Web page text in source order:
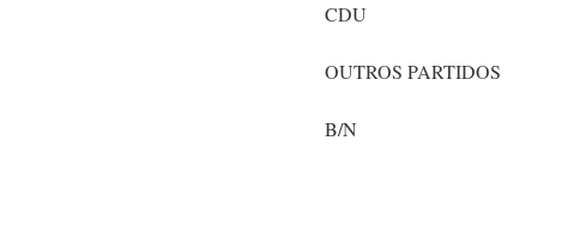
CDU
OUTROS PARTIDOS
B/N